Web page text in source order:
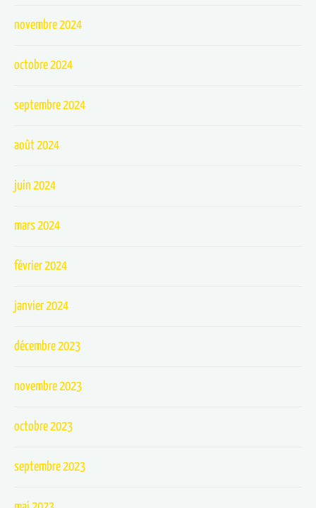
novembre 2024
octobre 2024
septembre 2024
août 2024
juin 2024
mars 2024
février 2024
janvier 2024
décembre 2023
novembre 2023
octobre 2023
septembre 2023